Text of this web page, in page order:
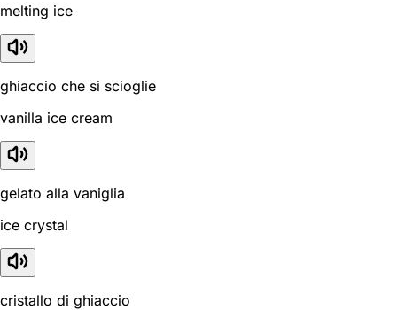
melting ice
ghiaccio che si scioglie
vanilla ice cream
gelato alla vaniglia
ice crystal
cristallo di ghiaccio